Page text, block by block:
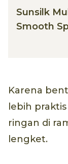
Sunsilk
Smooth
Karena
lebih
ringan di
lengket.